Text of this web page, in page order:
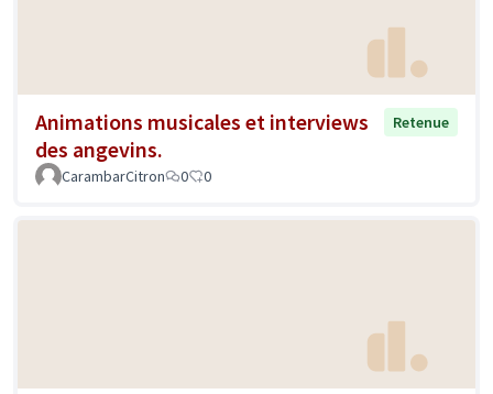
Animations musicales et interviews
des angevins.
Retenue
CarambarCitron 0 0